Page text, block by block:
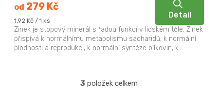
od 279 Kč
Měrná
cena:
1,92 Kč / 1 ks
Detail
Zinek je stopový minerál s řadou funkcí v lidském těle. Zinek
přispívá k normálnímu metabolismu sacharidů, k normální
plodnosti a reprodukci, k normální syntéze bílkovin, k...
O
3 položek celkem